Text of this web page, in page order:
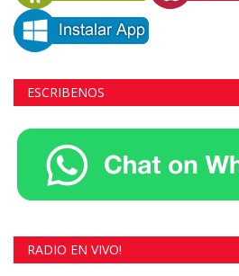
ESCRIBENOS
RADIO EN VIVO!